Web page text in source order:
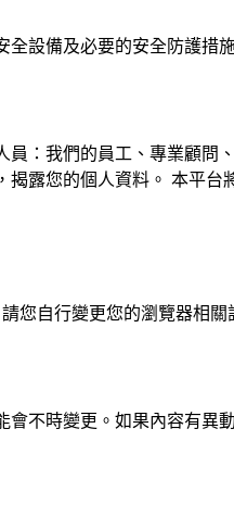
設備及必要的安全防護措施
：我們的員工、專業顧
露您的個人資料。 本平
您自行變更您的瀏覽器相
不時變更。如果內容有異